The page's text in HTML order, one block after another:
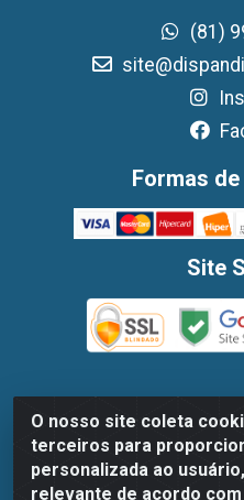
O nosso site coleta
terceiros para
personalizada ao
relevante de acordo
(81)
Formas
Site
Dispan Distribuidora de
Mascarenhas De Moraes,
51.170-000 -